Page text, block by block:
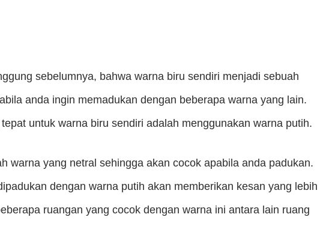
sebelumnya, bahwa warna biru sendiri menjadi sebuah
anda ingin memadukan dengan beberapa warna yang lain.
untuk warna biru sendiri adalah menggunakan warna putih.
warna yang netral sehingga akan cocok apabila anda padukan.
dengan warna putih akan memberikan kesan yang lebih
ruangan yang cocok dengan warna ini antara lain ruang